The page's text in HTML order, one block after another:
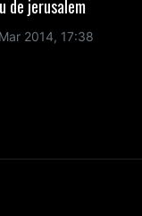
de jerusalem
2014, 17:38